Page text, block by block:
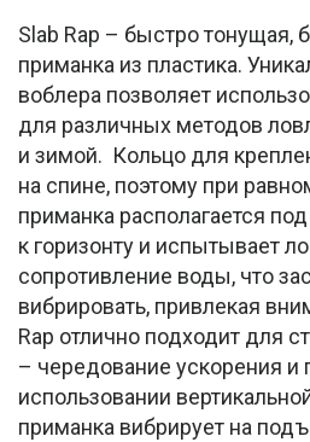
Slab Rap – быстро тонущая,
приманка из пластика.
воблера позволяет
для различных методов
и зимой. Кольцо для
на спине, поэтому при
приманка располагается
к горизонту и испытывает
сопротивление воды, что
вибрировать, привлекая
Rap отлично подходит для
– чередование ускорения и
использовании
приманка вибрирует на